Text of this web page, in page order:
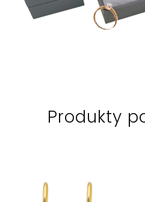
Produkty